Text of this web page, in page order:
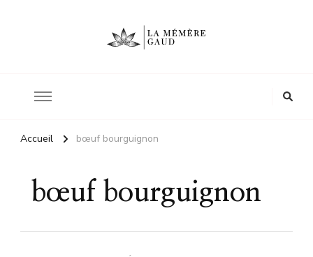
Accueil bœuf bourguignon
bœuf bourguignon